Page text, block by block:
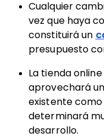
Cualquier
vez que haya
constituirá un
presupuesto
La tienda
aprovechará
existente como
determinará
desarrollo.